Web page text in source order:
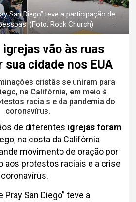
San Diego” teve a participação de
(Foto: Rock Church)
igrejas vão às ruas
sua cidade nos EUA
cristãs se uniram para
na Califórnia, em meio à
raciais e da pandemia do
coronavírus.
de diferentes igrejas foram
na costa da Califórnia
movimento de oração por
aos protestos raciais e a crise
Pray San Diego” teve a